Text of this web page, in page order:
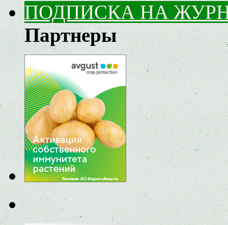
ПОДПИСКА НА
Партнеры